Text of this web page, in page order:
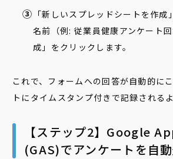
「新しいスプレッドシートを作成
名前（例: 従業員健康アンケート
成」をクリックします。
これで、フォームへの回答が自動的に
トにタイムスタンプ付きで記録される
【ステップ2】Google
(GAS)でアンケートを自